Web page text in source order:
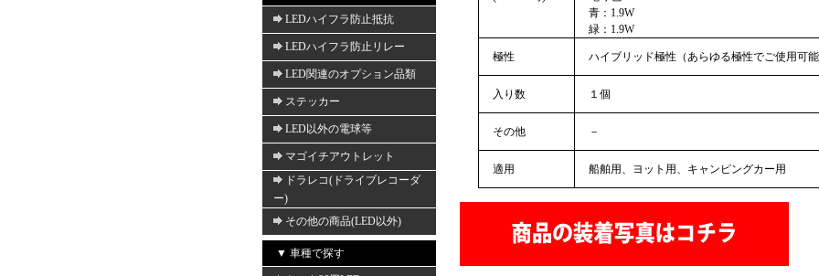
LEDハイフラ防止抵抗
LEDハイフラ防止リレー
LED関連のオプション品類
ステッカー
LED以外の電球等
マゴイチアウトレット
ドラレコ(ドライブレコーダ
ー)
その他の商品(LED以外)
▼ 車種で探す
青：1.9W
緑：1.9W
極性 ハイブリッド極性（あらゆる極性でご使用可
入り数 １個
その他 －
適用 船舶用、ヨット用、キャンピングカー用